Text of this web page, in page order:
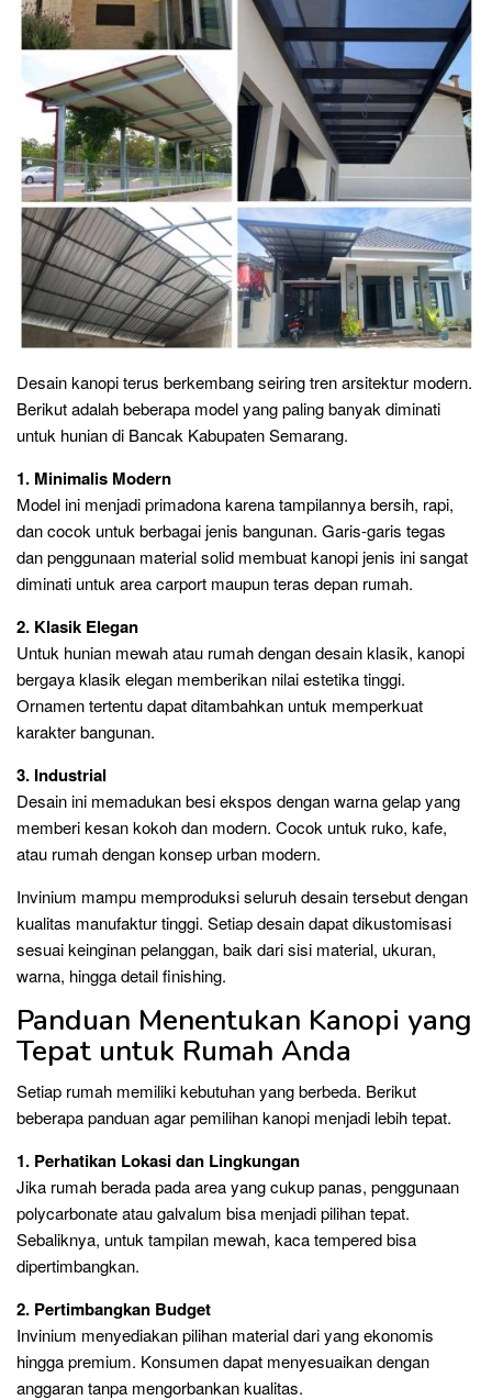
Desain kanopi terus berkembang seiring tren arsitektur modern.
Berikut adalah beberapa model yang paling banyak diminati
untuk hunian di Bancak Kabupaten Semarang.
1. Minimalis Modern
Model ini menjadi primadona karena tampilannya bersih, rapi,
dan cocok untuk berbagai jenis bangunan. Garis-garis tegas
dan penggunaan material solid membuat kanopi jenis ini sangat
diminati untuk area carport maupun teras depan rumah.
2. Klasik Elegan
Untuk hunian mewah atau rumah dengan desain klasik, kanopi
bergaya klasik elegan memberikan nilai estetika tinggi.
Ornamen tertentu dapat ditambahkan untuk memperkuat
karakter bangunan.
3. Industrial
Desain ini memadukan besi ekspos dengan warna gelap yang
memberi kesan kokoh dan modern. Cocok untuk ruko, kafe,
atau rumah dengan konsep urban modern.
Invinium mampu memproduksi seluruh desain tersebut dengan
kualitas manufaktur tinggi. Setiap desain dapat dikustomisasi
sesuai keinginan pelanggan, baik dari sisi material, ukuran,
warna, hingga detail finishing.
Panduan Menentukan Kanopi yang
Tepat untuk Rumah Anda
Setiap rumah memiliki kebutuhan yang berbeda. Berikut
beberapa panduan agar pemilihan kanopi menjadi lebih tepat.
1. Perhatikan Lokasi dan Lingkungan
Jika rumah berada pada area yang cukup panas, penggunaan
polycarbonate atau galvalum bisa menjadi pilihan tepat.
Sebaliknya, untuk tampilan mewah, kaca tempered bisa
dipertimbangkan.
2. Pertimbangkan Budget
Invinium menyediakan pilihan material dari yang ekonomis
hingga premium. Konsumen dapat menyesuaikan dengan
anggaran tanpa mengorbankan kualitas.